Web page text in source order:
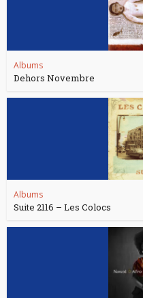
Albums
Dehors Novembre
Albums
Suite 2116 – Les Colocs